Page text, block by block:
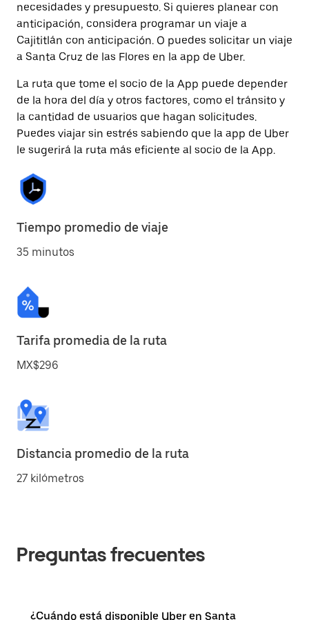
necesidades y presupuesto. Si quieres planear con
anticipación, considera programar un viaje a
Cajititlán con anticipación. O puedes solicitar un viaje
a Santa Cruz de las Flores en la app de Uber.
La ruta que tome el socio de la App puede depender
de la hora del día y otros factores, como el tránsito y
la cantidad de usuarios que hagan solicitudes.
Puedes viajar sin estrés sabiendo que la app de Uber
le sugerirá la ruta más eficiente al socio de la App.
Tiempo promedio de viaje
35 minutos
Tarifa promedia de la ruta
MX$296
Distancia promedio de la ruta
27 kilómetros
Preguntas frecuentes
¿Cuándo está disponible Uber en Santa